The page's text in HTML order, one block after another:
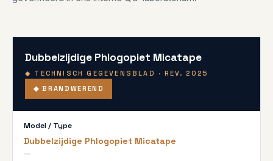
Dubbelzijdige Phlogopiet Micatape
◆ TECHNISCH GEGEVENSBLAD · REV. 2025
◆ BRANDWEREND
Model / Type
Dubbelzijdige Phlogopiet Micatape
—